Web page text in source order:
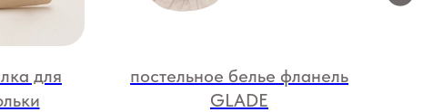
для
постельное белье фланель
GLADE